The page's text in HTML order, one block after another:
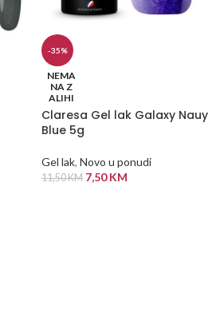
-35%
NEMA
NA Z
ALIHI
Claresa Gel lak Galaxy Nauy
Blue 5g
Gel lak, Novo u ponudi
11,50KM 7,50KM